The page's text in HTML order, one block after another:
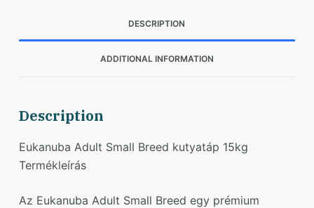
DESCRIPTION
ADDITIONAL INFORMATION
Description
Eukanuba Adult Small Breed kutyatáp 15kg
Termékleírás
Az Eukanuba Adult Small Breed egy prémium